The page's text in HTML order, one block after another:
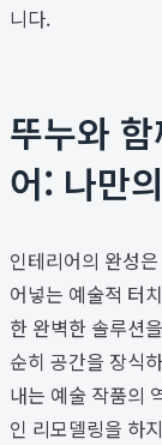
니다.
뚜누와
어: 나만
인테리어의 완성
어넣는 예술적 터
한 완벽한 솔루션
순히 공간을 장식
내는 예술 작품의
인 리모델링을 하